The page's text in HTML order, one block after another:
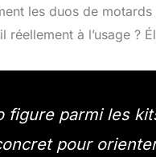
les duos de
à l’usage ?
figure parmi les
pour